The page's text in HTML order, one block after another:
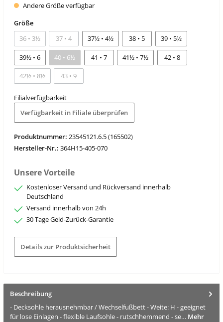
Andere Größe verfügbar
Größe
36 • 3½
37 • 4 37½ • 4½ 38 • 5 39 • 5½
39½ • 6 40 • 6½ 41 • 7 41½ • 7½ 42 • 8
42½ • 8½ 43 • 9
Filialverfügbarkeit
Verfügbarkeit in Filiale überprüfen
Produktnummer: 23545121.6.5 (165502)
Hersteller-Nr.: 364H15-405-070
Unsere Vorteile
Kostenloser Versand und Rückversand innerhalb
Deutschland
Versand innerhalb von 24h
30 Tage Geld-Zurück-Garantie
Details zur Produktsicherheit
Beschreibung
- Decksohle herausnehmbar / Wechselfußbett - Weite: H - geeignet
für lose Einlagen - flexible Laufsohle - rutschhemmend - se… Mehr